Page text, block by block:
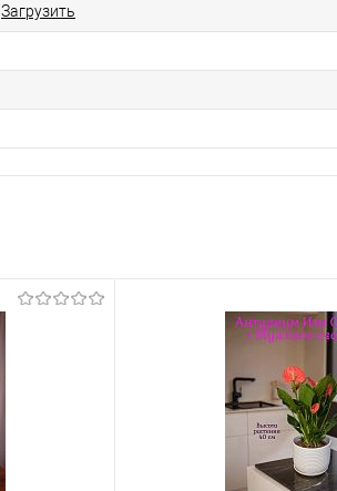
Загрузить